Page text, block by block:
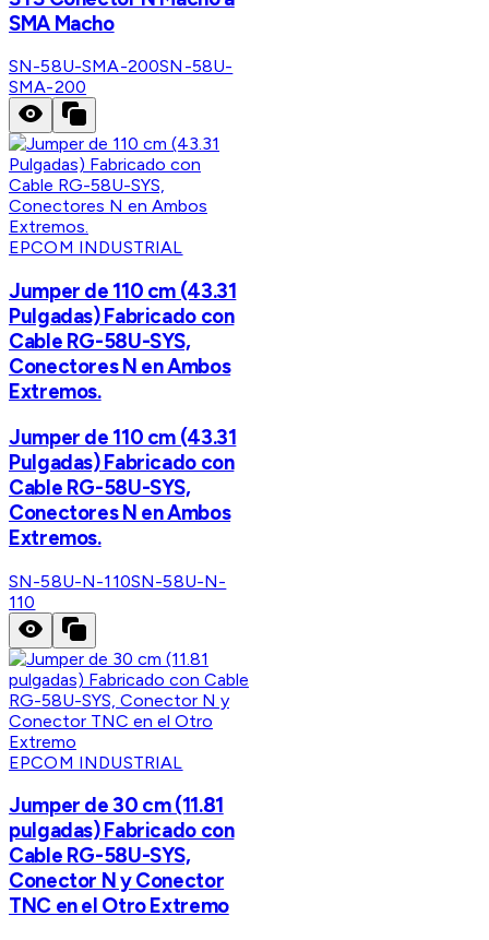
SMA Macho
SN-58U-SMA-200SN-58U-
SMA-200
EPCOM INDUSTRIAL
Jumper de 110 cm (43.31
Pulgadas) Fabricado con
Cable RG-58U-SYS,
Conectores N en Ambos
Extremos.
Jumper de 110 cm (43.31
Pulgadas) Fabricado con
Cable RG-58U-SYS,
Conectores N en Ambos
Extremos.
SN-58U-N-110SN-58U-N-
110
EPCOM INDUSTRIAL
Jumper de 30 cm (11.81
pulgadas) Fabricado con
Cable RG-58U-SYS,
Conector N y Conector
TNC en el Otro Extremo